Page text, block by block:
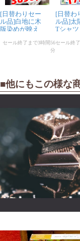
■他にもこの様な